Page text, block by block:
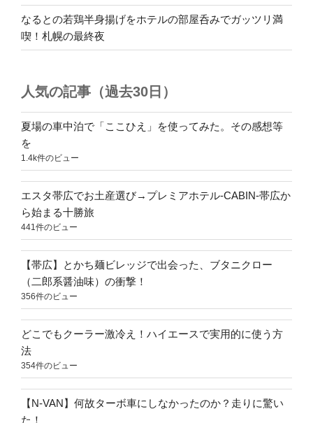
なるとの若鶏半身揚げをホテルの部屋呑みでガッツリ満
喫！札幌の最終夜
人気の記事（過去30日）
夏場の車中泊で「ここひえ」を使ってみた。その感想等
を
1.4k件のビュー
エスタ帯広でお土産選び→プレミアホテル-CABIN-帯広か
ら始まる十勝旅
441件のビュー
【帯広】とかち麺ビレッジで出会った、ブタニクロー
（二郎系醤油味）の衝撃！
356件のビュー
どこでもクーラー激冷え！ハイエースで実用的に使う方
法
354件のビュー
【N-VAN】何故ターボ車にしなかったのか？走りに驚い
た！